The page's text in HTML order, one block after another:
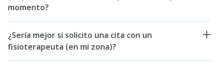
momento?
¿Sería mejor si solicito una cita con un
fisioterapeuta (en mi zona)?